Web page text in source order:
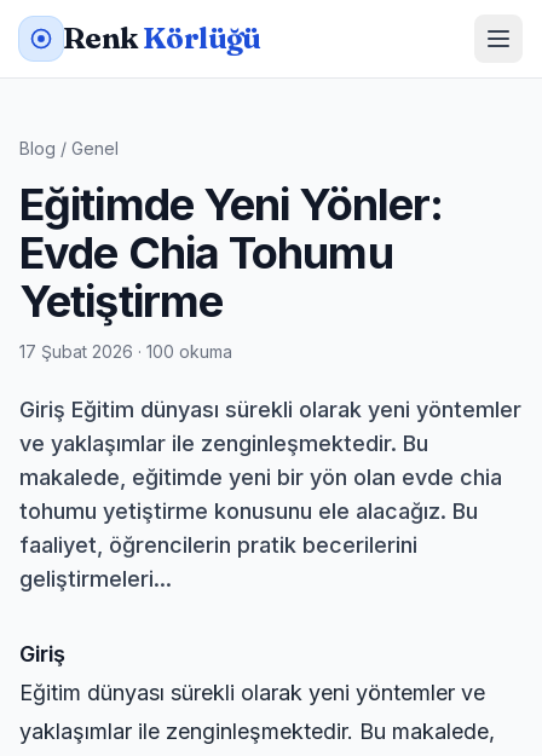
RenkKörlüğü
Blog / Genel
Eğitimde Yeni Yönler:
Evde Chia Tohumu
Yetiştirme
17 Şubat 2026 · 100 okuma
Giriş Eğitim dünyası sürekli olarak yeni yöntemler
ve yaklaşımlar ile zenginleşmektedir. Bu
makalede, eğitimde yeni bir yön olan evde chia
tohumu yetiştirme konusunu ele alacağız. Bu
faaliyet, öğrencilerin pratik becerilerini
geliştirmeleri...
Giriş
Eğitim dünyası sürekli olarak yeni yöntemler ve
yaklaşımlar ile zenginleşmektedir. Bu makalede,